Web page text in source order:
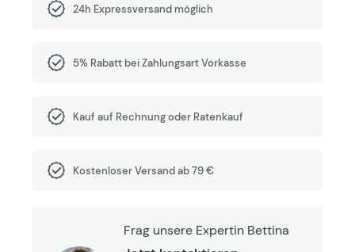
24h Expressversand möglich
5% Rabatt bei Zahlungsart Vorkasse
Kauf auf Rechnung oder Ratenkauf
Kostenloser Versand ab 79 €
Frag unsere Expertin Bettina